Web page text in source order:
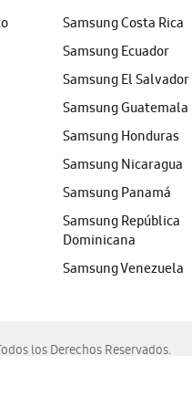
Samsung Costa Rica
Samsung Ecuador
Samsung El Salvador
Samsung Guatemala
Samsung Honduras
Samsung Nicaragua
Samsung Panamá
Samsung República
Dominicana
Samsung Venezuela
los Derechos Reservados.